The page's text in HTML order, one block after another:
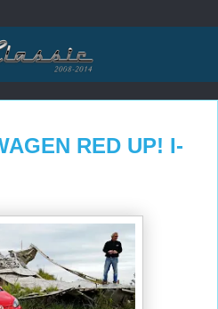
RED UP! I-